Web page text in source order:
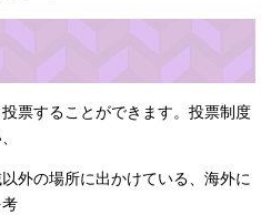
票することができます。投票制度
外の場所に出かけている、海外に